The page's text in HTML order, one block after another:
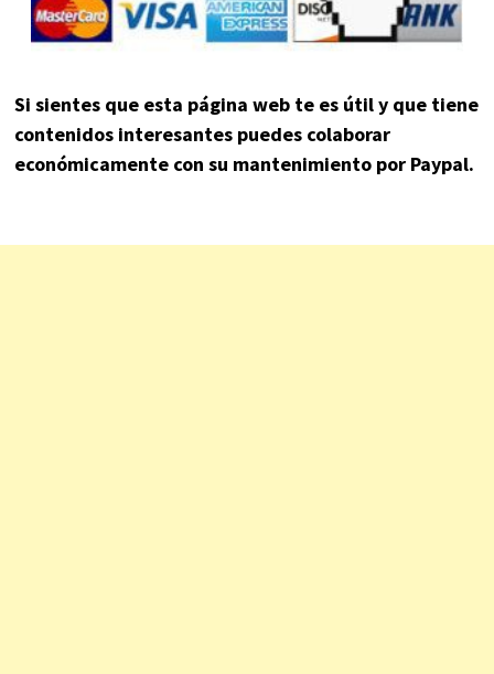
Si sientes que esta página web te es útil y que tiene
contenidos interesantes puedes colaborar
económicamente con su mantenimiento por Paypal.